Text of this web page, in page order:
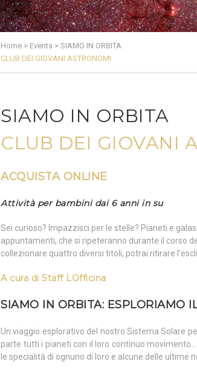
Home > Events > SIAMO IN ORBITA
CLUB DEI GIOVANI ASTRONOMI
SIAMO IN ORBITA
CLUB DEI GIOVANI
ACQUISTA ONLINE
Attività per bambini dai 6 anni in su
Sei curioso? Impazzisci per le stelle? Pianeti e
appuntamenti, che si ripeteranno durante il corso
collezionare quattro diversi titoli, potrai ritirare
A cura di Staff LOfficina
SIAMO IN ORBITA: ESPLORIAMO
Un viaggio esplorativo del nostro Sistema Solare
parte tutti i pianeti con il loro continuo
le specialità di ognuno di loro e alcune delle ultime